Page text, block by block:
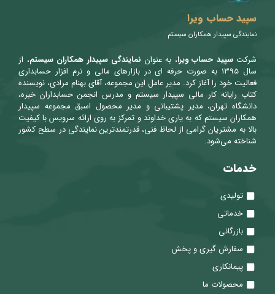
سپید حساب ویرا
نمایندگی سپیدار همکاران سیستم
شرکتسپید حساب ویرا، به عنوان نمایندگی سپیدار همکاران سیستم، از
سال ۱۳۹۵ به صورت حرفه ای در بازارهای مالی و نرم افزار حسابداری
فعالیت خود را آغاز کرد. مدیر عامل این مجموعه، آقای بهنام مرادی، نویسنده
کتاب رایانه کار مالی سپیدار سیستم و مدرس انجمن حسابداران خبره،
دانشگاه تهران، مدیر پشتیبانی و مدیر محصول اسبق مجموعه سپیدار
همکاران سیستم که به یاری خداوند و تمرکز به روی ارائه سرویس با کیفیت
بالا به مشتریان گرامی از لحاظ فنی، قدرتمندترین نمایندگی در سطح کشور
شناخته می‌شود.
خدمات
تولیدی
خدماتی
بازرگانی
سفارش گیری و پخش
پیمانکاری
محصولات ما